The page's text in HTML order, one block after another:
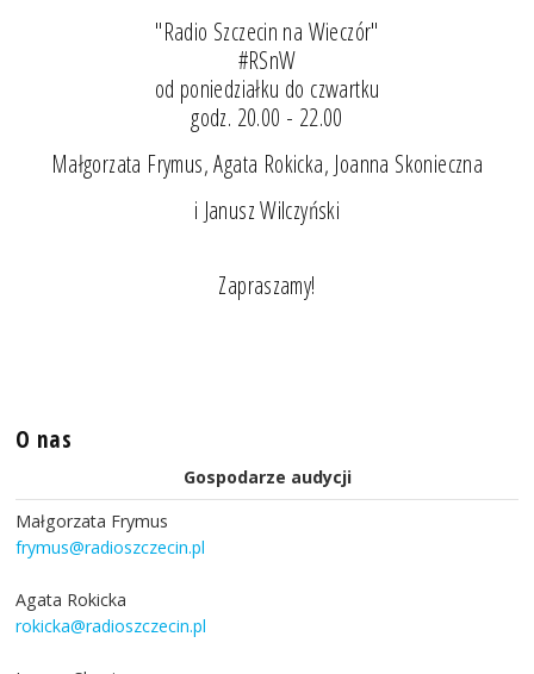
"Radio Szczecin na Wieczór"
#RSnW
od poniedziałku do czwartku
godz. 20.00 - 22.00
Małgorzata Frymus, Agata Rokicka, Joanna Skonieczna
i Janusz Wilczyński
Zapraszamy!
O nas
Gospodarze audycji
Małgorzata Frymus
frymus@radioszczecin.pl
Agata Rokicka
rokicka@radioszczecin.pl